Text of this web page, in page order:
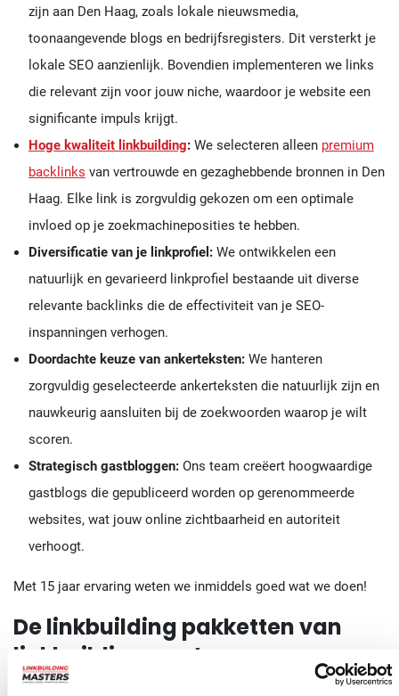
zijn aan Den Haag, zoals lokale nieuwsmedia,
toonaangevende blogs en bedrijfsregisters. Dit versterkt je
lokale SEO aanzienlijk. Bovendien implementeren we links
die relevant zijn voor jouw niche, waardoor je website een
significante impuls krijgt.
Hoge kwaliteit linkbuilding:We selecteren alleen premium
backlinks van vertrouwde en gezaghebbende bronnen in Den
Haag. Elke link is zorgvuldig gekozen om een optimale
invloed op je zoekmachineposities te hebben.
Diversificatie van je linkprofiel:We ontwikkelen een
natuurlijk en gevarieerd linkprofiel bestaande uit diverse
relevante backlinks die de effectiviteit van je SEO-
inspanningen verhogen.
Doordachte keuze van ankerteksten:We hanteren
zorgvuldig geselecteerde ankerteksten die natuurlijk zijn en
nauwkeurig aansluiten bij de zoekwoorden waarop je wilt
scoren.
Strategisch gastbloggen:Ons team creëert hoogwaardige
gastblogs die gepubliceerd worden op gerenommeerde
websites, wat jouw online zichtbaarheid en autoriteit
verhoogt.
Met 15 jaar ervaring weten we inmiddels goed wat we doen!
De linkbuilding pakketten van
linkbuildingmasters